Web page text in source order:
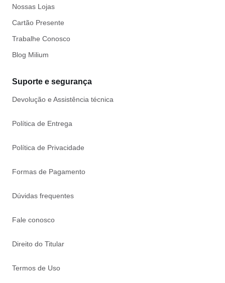
Nossas Lojas
Cartão Presente
Trabalhe Conosco
Blog Milium
Suporte e segurança
Devolução e Assistência técnica
Política de Entrega
Política de Privacidade
Formas de Pagamento
Dúvidas frequentes
Fale conosco
Direito do Titular
Termos de Uso